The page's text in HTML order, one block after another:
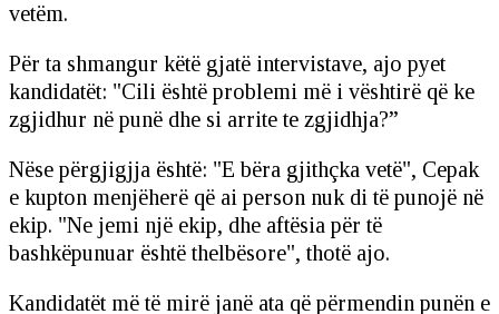
vetëm.
Për ta shmangur këtë gjatë intervistave, ajo pyet
kandidatët: "Cili është problemi më i vështirë që ke
zgjidhur në punë dhe si arrite te zgjidhja?”
Nëse përgjigjja është: "E bëra gjithçka vetë", Cepak
e kupton menjëherë që ai person nuk di të punojë në
ekip. "Ne jemi një ekip, dhe aftësia për të
bashkëpunuar është thelbësore", thotë ajo.
Kandidatët më të mirë janë ata që përmendin punën e